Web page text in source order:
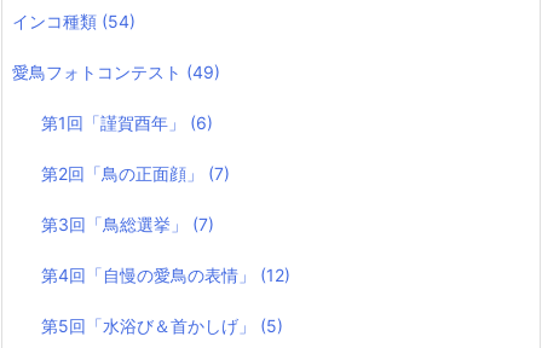
インコ種類 (54)
愛鳥フォトコンテスト (49)
第1回「謹賀酉年」 (6)
第2回「鳥の正面顔」 (7)
第3回「鳥総選挙」 (7)
第4回「自慢の愛鳥の表情」 (12)
第5回「水浴び＆首かしげ」 (5)